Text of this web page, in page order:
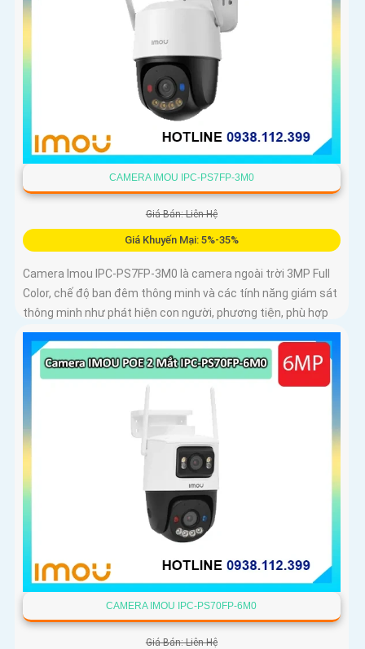
CAMERA IMOU IPC-PS7FP-3M0
Giá Bán: Liên Hệ
Giá Khuyến Mại: 5%-35%
Camera Imou IPC-PS7FP-3M0 là camera ngoài trời 3MP Full
Color, chế độ ban đêm thông minh và các tính năng giám sát
thông minh như phát hiện con người, phương tiện, phù hợp
lắp đặt tại nhà, văn phòng hoặc cửa hàng, bảo vệ an ninh
hiệu quả
CAMERA IMOU IPC-PS70FP-6M0
Giá Bán: Liên Hệ